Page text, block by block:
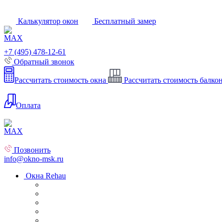
Калькулятор окон Бесплатный замер
+7 (495) 478-12-61
Обратный звонок
Рассчитать стоимость окна Рассчитать стоимость
Оплата
Позвонить
info@okno-msk.ru
Окна Rehau